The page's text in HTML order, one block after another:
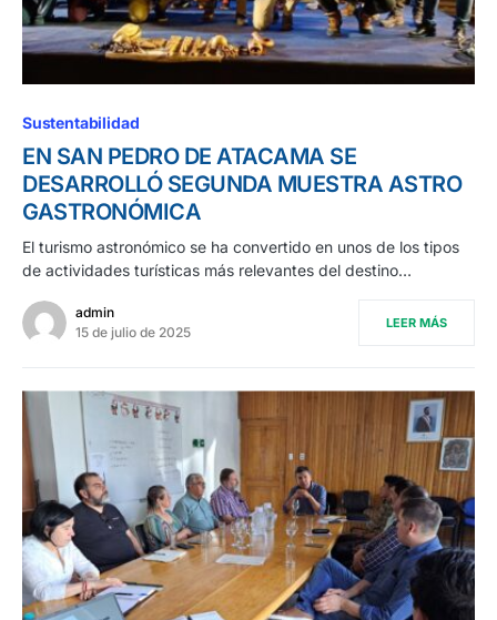
Sustentabilidad
EN SAN PEDRO DE ATACAMA SE
DESARROLLÓ SEGUNDA MUESTRA ASTRO
GASTRONÓMICA
El turismo astronómico se ha convertido en unos de los tipos
de actividades turísticas más relevantes del destino…
admin
15 de julio de 2025
LEER MÁS